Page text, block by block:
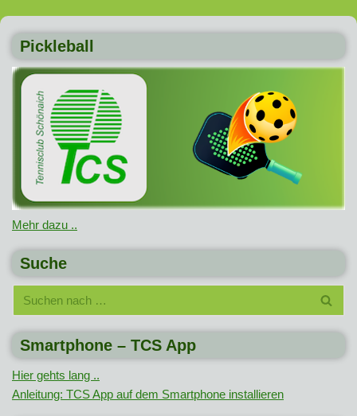
Pickleball
Mehr dazu ..
Suche
Smartphone – TCS App
Hier gehts lang ..
Anleitung: TCS App auf dem Smartphone installieren